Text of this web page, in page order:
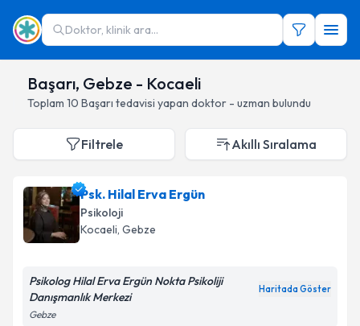
Doktor, klinik ara...
Başarı, Gebze - Kocaeli
Toplam 10 Başarı tedavisi yapan doktor - uzman bulundu
Filtrele Akıllı Sıralama
Psk. Hilal Erva Ergün
Psikoloji
Kocaeli, Gebze
Psikolog Hilal Erva Ergün Nokta Psikoliji
Danışmanlık Merkezi
Haritada Göster
Gebze